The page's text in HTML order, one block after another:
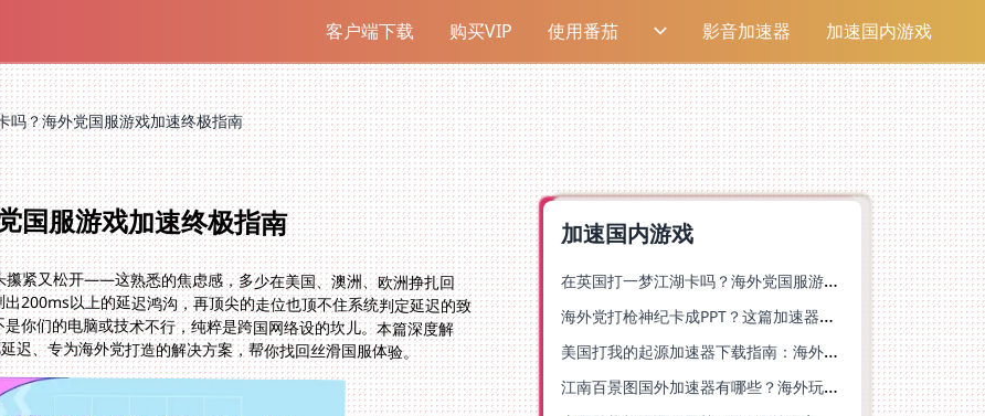
客户端下载 购买VIP 使用番茄 影音加速器 加速国内游戏
吗？海外党国服游戏加速终极指南
国服游戏加速终极指南
紧又松开——这熟悉的焦虑感，多少在美国、澳洲、欧洲挣扎回
200ms以上的延迟鸿沟，再顶尖的走位也顶不住系统判定延迟的致
你们的电脑或技术不行，纯粹是跨国网络设的坎儿。本篇深度解
迟、专为海外党打造的解决方案，帮你找回丝滑国服体验。
加速国内游戏
在英国打一梦江湖卡吗？海外党国服游戏不卡顿的终极解法
海外党打枪神纪卡成PPT？这篇加速器选择指南帮你丝滑上分
美国打我的起源加速器下载指南：海外玩国服游戏不再卡的终极方案
江南百景图国外加速器有哪些？海外玩家亲测好用的选择与避坑指南